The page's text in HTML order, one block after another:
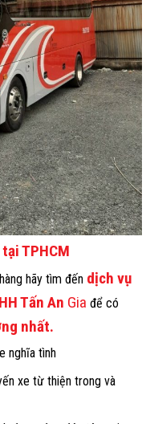
TPHCM
hãy tìm đến dịch vụ
Tấn An Gia để có
nhất.
nghĩa tình
xe từ thiện trong và